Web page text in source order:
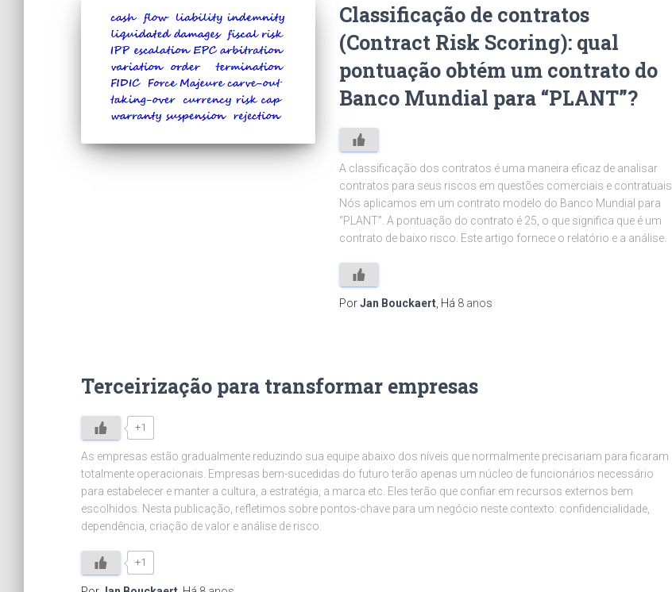
Classificação de contratos
(Contract Risk Scoring): qual
pontuação obtém um contrato do
Banco Mundial para “PLANT”?
A classificação dos contratos é uma maneira eficaz de analisar
contratos para seus riscos em questões comerciais e contratuais.
Nós aplicamos em um contrato modelo do Banco Mundial para
“PLANT”. A pontuação do contrato é 25, o que significa que é um
contrato de baixo risco. Este artigo fornece o relatório e a análise.
PorJan Bouckaert , Há 8 anos
Terceirização para transformar empresas
+1
As empresas estão gradualmente reduzindo sua equipe abaixo dos níveis que normalmente precisariam para ficaram
totalmente operacionais. Empresas bem-sucedidas do futuro terão apenas um núcleo de funcionários necessário
para estabelecer e manter a cultura, a estratégia, a marca etc. Eles terão que confiar em recursos externos bem
escolhidos. Nesta publicação, refletimos sobre pontos-chave para um negócio neste contexto: confidencialidade,
dependência, criação de valor e análise de risco.
+1